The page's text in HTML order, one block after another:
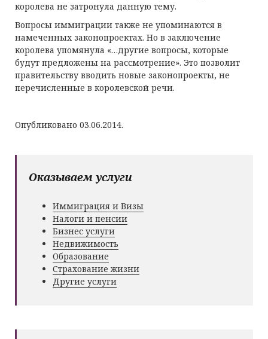
королева не затронула данную тему.
Вопросы иммиграции также не упоминаются в
намеченных законопроектах. Но в заключение
королева упомянула «…другие вопросы, которые
будут предложены на рассмотрение». Это позволит
правительству вводить новые законопроекты, не
перечисленные в королевской речи.
Опубликовано 03.06.2014.
Оказываем услуги
Иммиграция и Визы
Налоги и пенсии
Бизнес услуги
Недвижимость
Образование
Страхование жизни
Другие услуги